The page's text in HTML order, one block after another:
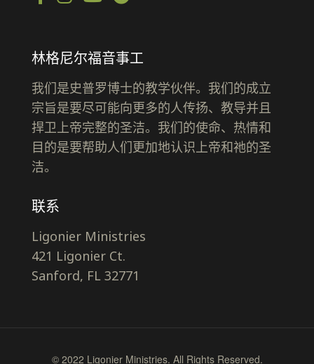
林格尼尔福音事工
我们是史普罗博士的教学伙伴。我们的成立
宗旨是要尽可能向更多的人传扬、教导并且
捍卫上帝完整的圣洁。我们的使命、热情和
目的是要帮助人们更加地认识上帝和祂的圣
洁。
联系
Ligonier Ministries
421 Ligonier Ct.
Sanford, FL 32771
© 2022 Ligonier Ministries. All Rights Reserved.